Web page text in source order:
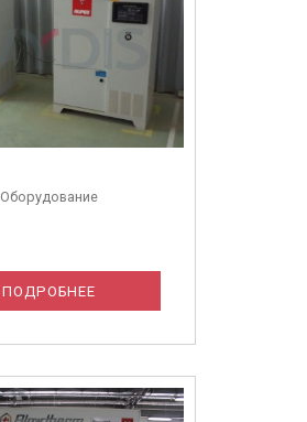
Оборудование
ПОДРОБНЕЕ